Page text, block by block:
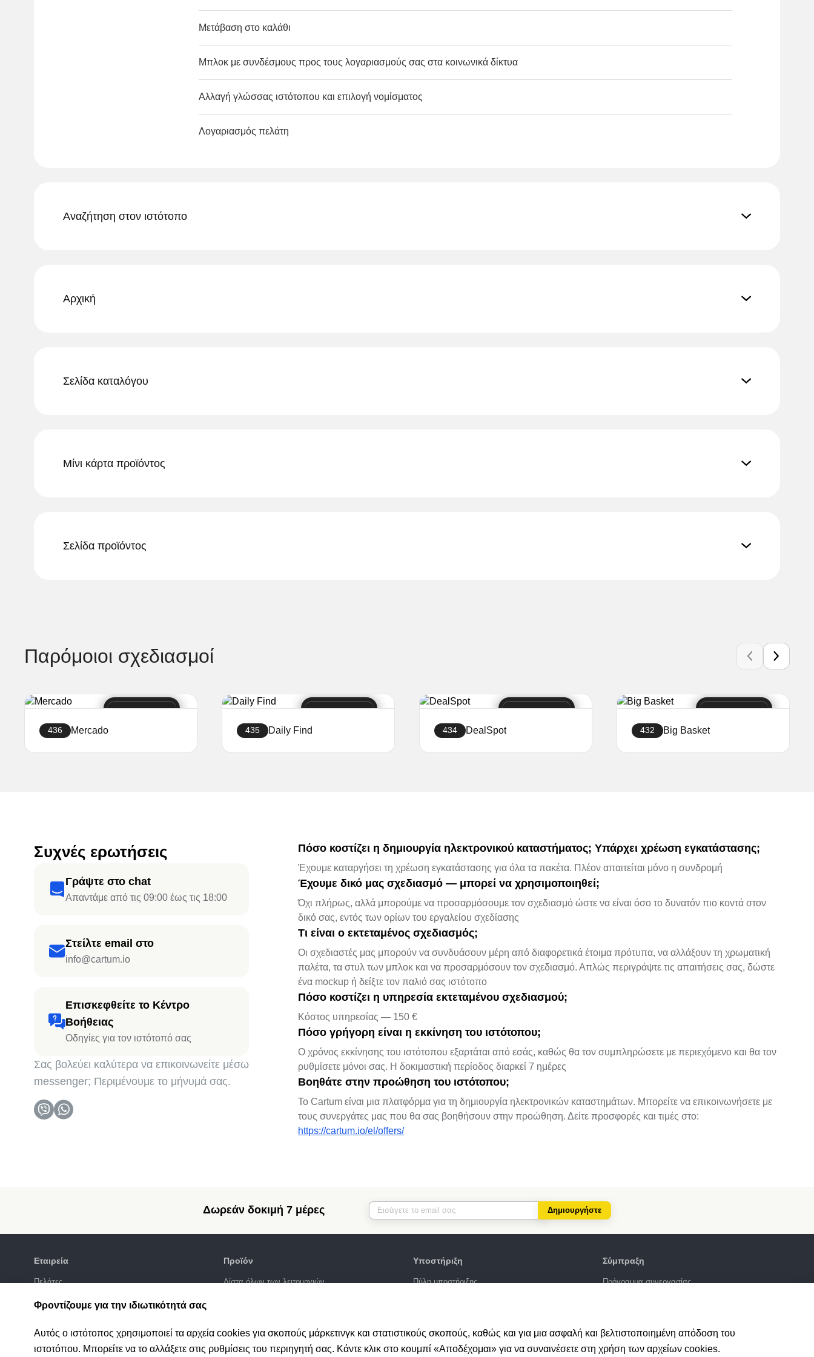
Μετάβαση στο καλάθι
Μπλοκ με συνδέσμους προς τους λογαριασμούς σας στα κοινωνικά δίκτυα
Αλλαγή γλώσσας ιστότοπου και επιλογή νομίσματος
Λογαριασμός πελάτη
Αναζήτηση στον ιστότοπο
Αρχική
Σελίδα καταλόγου
Μίνι κάρτα προϊόντος
Σελίδα προϊόντος
Παρόμοιοι σχεδιασμοί
436 Mercado 435 Daily Find 434 DealSpot 432 Big Basket
Συχνές ερωτήσεις
Γράψτε στο chat
Απαντάμε από τις 09:00 έως τις 18:00
Στείλτε email στο
info@cartum.io
Επισκεφθείτε το Κέντρο
Βοήθειας
Οδηγίες για τον ιστότοπό σας
Σας βολεύει καλύτερα να επικοινωνείτε μέσω
messenger; Περιμένουμε το μήνυμά σας.
Πόσο κοστίζει η δημιουργία ηλεκτρονικού καταστήματος; Υπάρχει χρέωση εγκατάστασης;
Έχουμε καταργήσει τη χρέωση εγκατάστασης για όλα τα πακέτα. Πλέον απαιτείται μόνο η συνδρομή
Έχουμε δικό μας σχεδιασμό — μπορεί να χρησιμοποιηθεί;
Όχι πλήρως, αλλά μπορούμε να προσαρμόσουμε τον σχεδιασμό ώστε να είναι όσο το δυνατόν πιο κοντά στον
δικό σας, εντός των ορίων του εργαλείου σχεδίασης
Τι είναι ο εκτεταμένος σχεδιασμός;
Οι σχεδιαστές μας μπορούν να συνδυάσουν μέρη από διαφορετικά έτοιμα πρότυπα, να αλλάξουν τη χρωματική
παλέτα, τα στυλ των μπλοκ και να προσαρμόσουν τον σχεδιασμό. Απλώς περιγράψτε τις απαιτήσεις σας, δώστε
ένα mockup ή δείξτε τον παλιό σας ιστότοπο
Πόσο κοστίζει η υπηρεσία εκτεταμένου σχεδιασμού;
Κόστος υπηρεσίας — 150 €
Πόσο γρήγορη είναι η εκκίνηση του ιστότοπου;
Ο χρόνος εκκίνησης του ιστότοπου εξαρτάται από εσάς, καθώς θα τον συμπληρώσετε με περιεχόμενο και θα τον
ρυθμίσετε μόνοι σας. Η δοκιμαστική περίοδος διαρκεί 7 ημέρες
Βοηθάτε στην προώθηση του ιστότοπου;
Το Cartum είναι μια πλατφόρμα για τη δημιουργία ηλεκτρονικών καταστημάτων. Μπορείτε να επικοινωνήσετε με
τους συνεργάτες μας που θα σας βοηθήσουν στην προώθηση. Δείτε προσφορές και τιμές στο:
https://cartum.io/el/offers/
Δωρεάν δοκιμή 7 μέρες Δημιουργήστε
Εταιρεία
Πελάτες
Προϊόν
Λίστα όλων των λειτουργιών
Ενσωματώσεις
Τιμές
Υποστήριξη
Πύλη υποστήριξης
Σύμπραξη
Πρόγραμμα συνεργασίας
Φροντίζουμε για την ιδιωτικότητά σας
Αυτός ο ιστότοπος χρησιμοποιεί τα αρχεία cookies για σκοπούς μάρκετινγκ και στατιστικούς σκοπούς, καθώς και για μια ασφαλή και βελτιστοποιημένη απόδοση του
ιστοτόπου. Μπορείτε να το αλλάξετε στις ρυθμίσεις του περιηγητή σας. Κάντε κλικ στο κουμπί «Αποδέχομαι» για να συναινέσετε στη χρήση των αρχείων cookies.